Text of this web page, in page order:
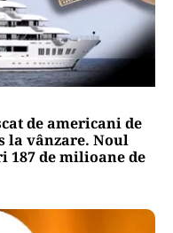
de americani de
la vânzare. Noul
187 de milioane de